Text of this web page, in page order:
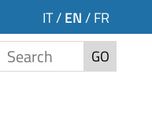
IT/ EN / FR
GO